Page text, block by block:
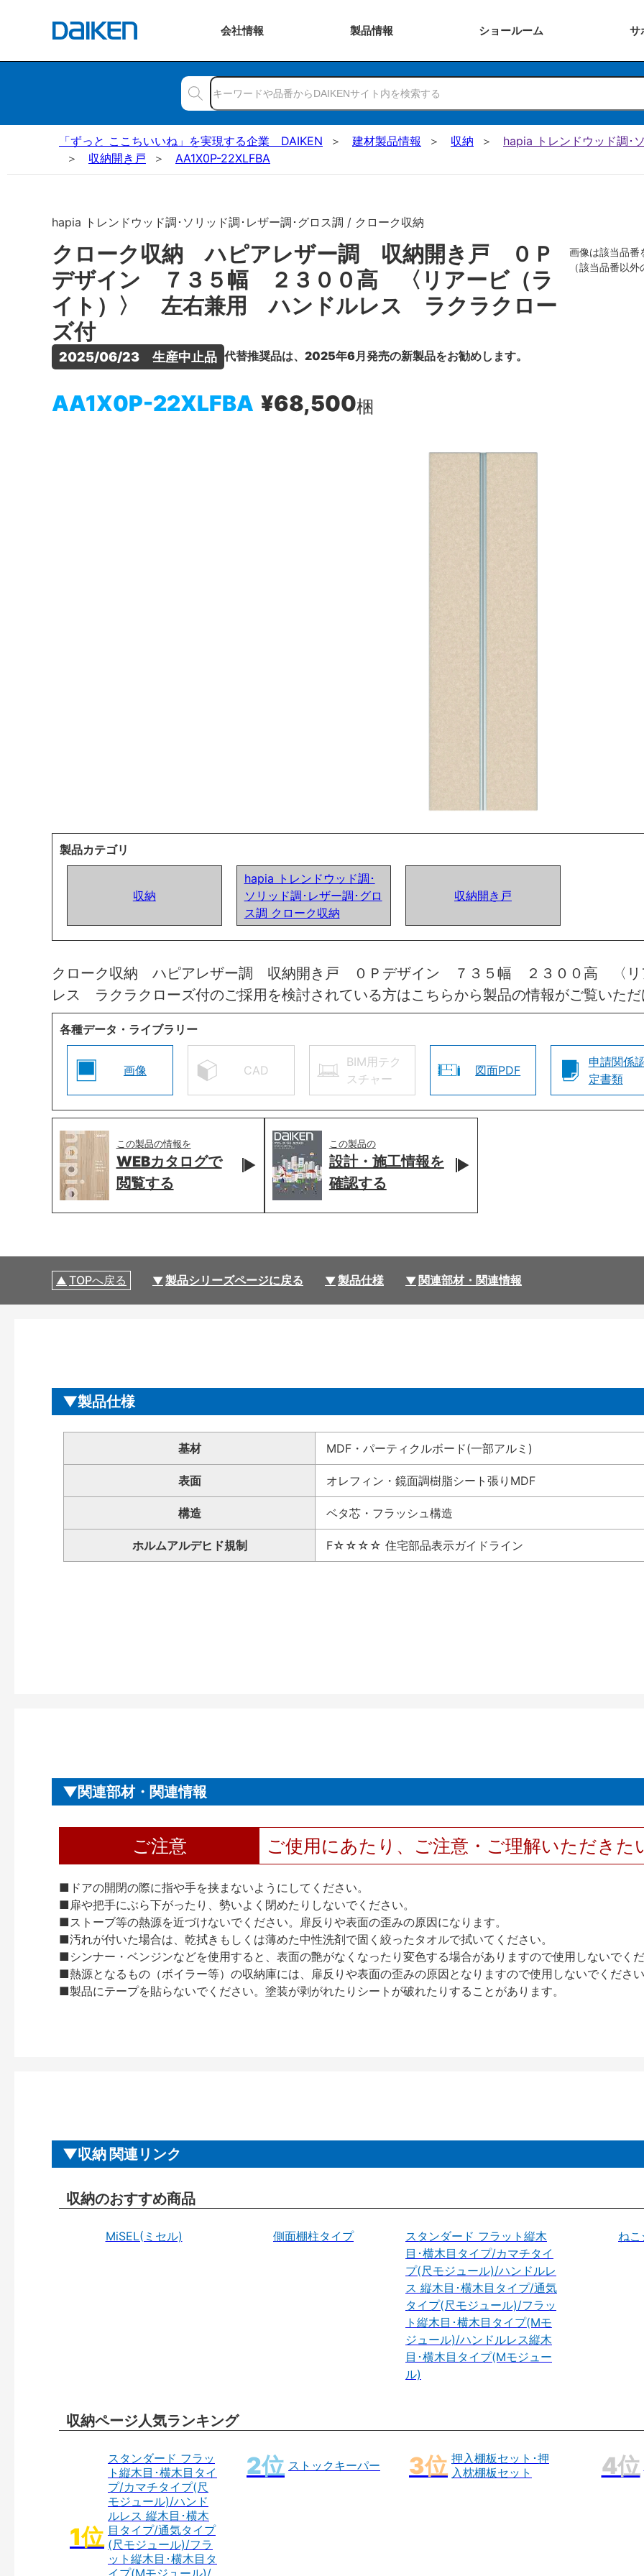
会社情報 製品情報 ショールーム サ
「ずっと ここちいいね」を実現する企業 DAIKEN 建材製品情報 収納
hapia トレンドウッド調･
収納開き戸
AA1X0P-22XLFBA
hapia トレンドウッド調･ソリッド調･レザー調･グロス調 / クローク収納
クローク収納 ハピアレザー調 収納開き戸 ０Ｐ
デザイン ７３５幅 ２３００高 〈リアービ（ラ
イト）〉 左右兼用 ハンドルレス ラクラクロー
ズ付
2025/06/23　生産中止品 代替推奨品は、2025年6月発売の新製品をお勧めします。
AA1X0P-22XLFBA ¥68,500梱
画像は該当品番
（該当品番以
製品カテゴリ
収納
hapia トレンドウッド調･
ソリッド調･レザー調･グロ
ス調 クローク収納
収納開き戸
クローク収納 ハピアレザー調 収納開き戸 ０Ｐデザイン ７３５幅 ２３００高 〈
レス ラクラクローズ付のご採用を検討されている方はこちらから製品の情報がご覧いた
各種データ・ライブラリー
画像 CAD
BIM用テク
スチャー
図面PDF
申請関係
定書類
この製品の情報を
WEBカタログで
閲覧する
この製品の
設計・施工情報を
確認する
TOPへ戻る 製品シリーズページに戻る 製品仕様 関連部材・関連情報
製品仕様
基材 MDF・パーティクルボード(一部アルミ)
表面 オレフィン・鏡面調樹脂シート張りMDF
構造 ベタ芯・フラッシュ構造
ホルムアルデヒド規制 F☆☆☆☆ 住宅部品表示ガイドライン
関連部材・関連情報
ご注意 ご使用にあたり、ご注意・ご理解いただきた
■ドアの開閉の際に指や手を挟まないようにしてください。
■扉や把手にぶら下がったり、勢いよく閉めたりしないでください。
■ストーブ等の熱源を近づけないでください。扉反りや表面の歪みの原因になります。
■汚れが付いた場合は、乾拭きもしくは薄めた中性洗剤で固く絞ったタオルで拭いてください。
■シンナー・ベンジンなどを使用すると、表面の艶がなくなったり変色する場合がありますので使用しないでく
■熱源となるもの（ボイラー等）の収納庫には、扉反りや表面の歪みの原因となりますので使用しないでくださ
■製品にテープを貼らないでください。塗装が剥がれたりシートが破れたりすることがあります。
収納 関連リンク
収納のおすすめ商品
MiSEL(ミセル) 側面棚柱タイプ
スタンダード フラット縦木
目･横木目タイプ/カマチタイ
プ(尺モジュール)/ハンドルレ
ス 縦木目･横木目タイプ/通気
タイプ(尺モジュール)/フラッ
ト縦木目･横木目タイプ(Mモ
ジュール)/ハンドルレス縦木
目･横木目タイプ(Mモジュー
ル)
ね
収納ページ人気ランキング
スタンダード フラッ
ト縦木目･横木目タイ
プ/カマチタイプ(尺
モジュール)/ハンド
ルレス 縦木目･横木
目タイプ/通気タイプ
(尺モジュール)/フラ
ット縦木目･横木目タ
イプ(Mモジュール)/
ストックキーパー
押入棚板セット･押
入枕棚板セット